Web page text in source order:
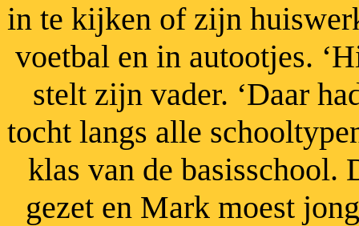
in te kijken of zijn
voetbal en in autootjes.
stelt zijn vader. ‘Daar
tocht langs alle
klas van de basisschool.
gezet en Mark moest